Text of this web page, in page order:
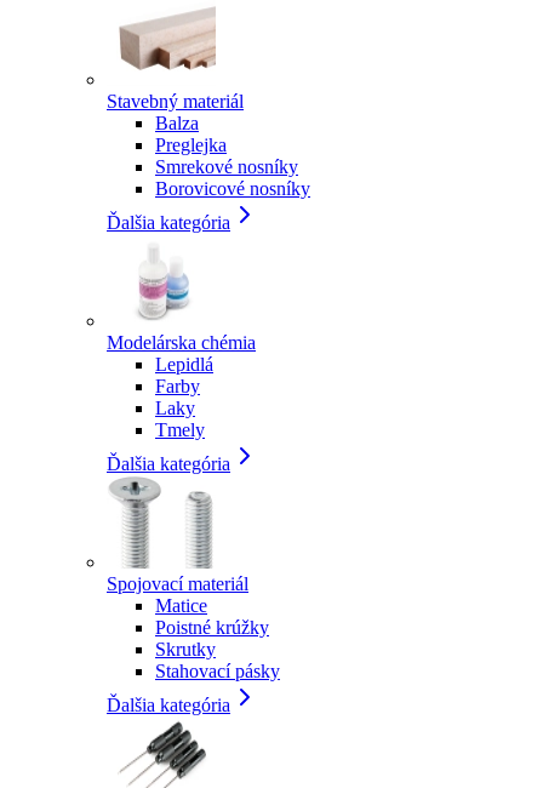
Stavebný materiál
Balza
Preglejka
Smrekové nosníky
Borovicové nosníky
Ďalšia kategória
Modelárska chémia
Lepidlá
Farby
Laky
Tmely
Ďalšia kategória
Spojovací materiál
Matice
Poistné krúžky
Skrutky
Stahovací pásky
Ďalšia kategória